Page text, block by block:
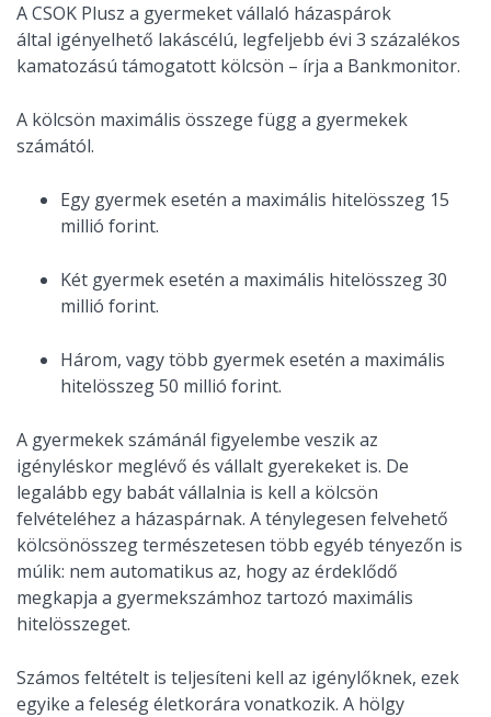
A CSOK Plusz a gyermeket vállaló házaspárok
által igényelhető lakáscélú, legfeljebb évi 3 százalékos
kamatozású támogatott kölcsön – írja a Bankmonitor.
A kölcsön maximális összege függ a gyermekek
számától.
Egy gyermek esetén a maximális hitelösszeg 15
millió forint.
Két gyermek esetén a maximális hitelösszeg 30
millió forint.
Három, vagy több gyermek esetén a maximális
hitelösszeg 50 millió forint.
A gyermekek számánál figyelembe veszik az
igényléskor meglévő és vállalt gyerekeket is. De
legalább egy babát vállalnia is kell a kölcsön
felvételéhez a házaspárnak. A ténylegesen felvehető
kölcsönösszeg természetesen több egyéb tényezőn is
múlik: nem automatikus az, hogy az érdeklődő
megkapja a gyermekszámhoz tartozó maximális
hitelösszeget.
Számos feltételt is teljesíteni kell az igénylőknek, ezek
egyike a feleség életkorára vonatkozik. A hölgy